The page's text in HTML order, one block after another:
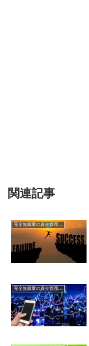
関連記事
完全無裁量の資金管理FX
完全無裁量の資金管理FX